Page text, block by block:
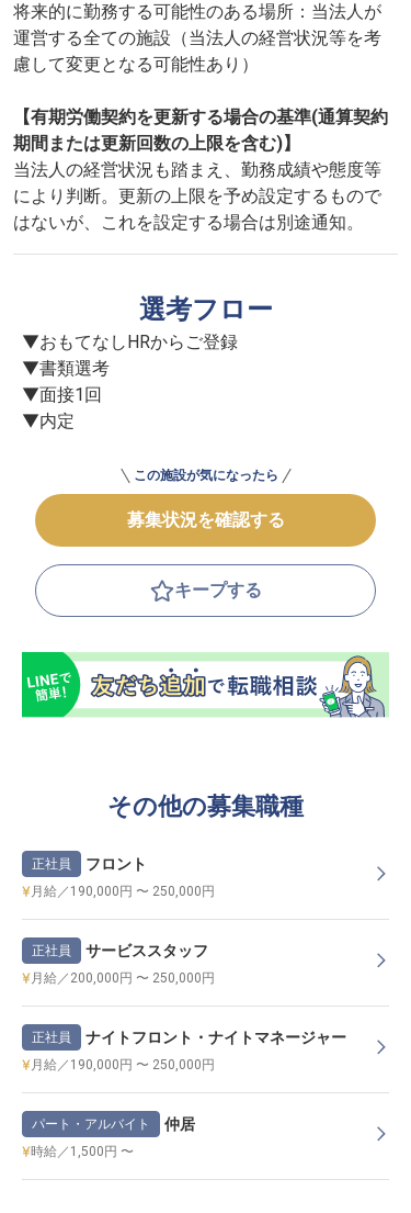
将来的に勤務する可能性のある場所：当法人が
運営する全ての施設（当法人の経営状況等を考
慮して変更となる可能性あり）
【有期労働契約を更新する場合の基準(通算契約
期間または更新回数の上限を含む)】
当法人の経営状況も踏まえ、勤務成績や態度等
により判断。更新の上限を予め設定するもので
はないが、これを設定する場合は別途通知。
選考フロー
▼おもてなしHRからご登録
▼書類選考
▼面接1回
▼内定
この施設が気になったら
募集状況を確認する
キープする
その他の募集職種
正社員 フロント
月給／190,000円 〜 250,000円
正社員 サービススタッフ
月給／200,000円 〜 250,000円
正社員 ナイトフロント・ナイトマネージャー
月給／190,000円 〜 250,000円
パート・アルバイト 仲居
時給／1,500円 〜